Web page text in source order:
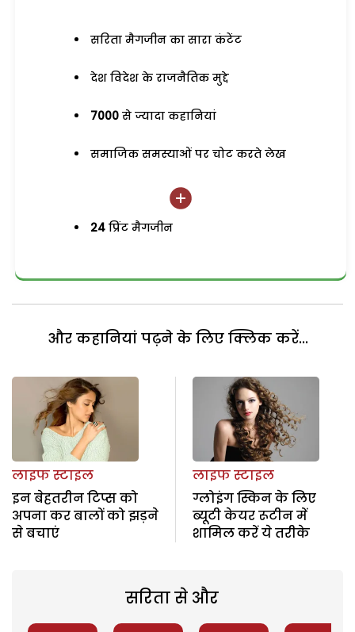
सरिता मैगजीन का सारा कंटेंट
देश विदेश के राजनैतिक मुद्दे
7000 से ज्यादा कहानियां
समाजिक समस्याओं पर चोट करते लेख
24 प्रिंट मैगजीन
और कहानियां पढ़ने के लिए क्लिक करें...
लाइफ स्टाइल
इन बेहतरीन टिप्स को
अपना कर बालों को झड़ने
से बचाएं
लाइफ स्टाइल
ग्लोइंग स्किन के लिए
ब्यूटी केयर रूटीन में
शामिल करें ये तरीके
सरिता से और